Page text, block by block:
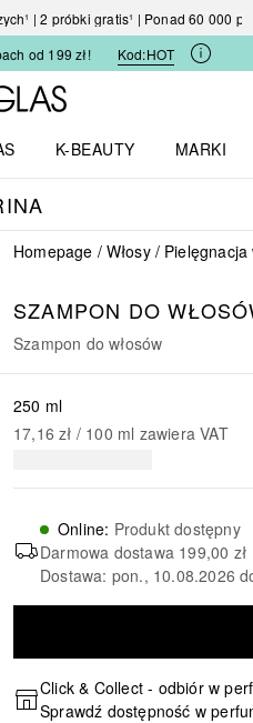
| 2 próbki gratis¹ | Ponad 60 000
od 199 zł!
Kod:HOT
Strona główna Douglas
K-BEAUTY
MARKI
Homepage Włosy Pielęgnacja
SZAMPON DO
Szampon do włosów
250 ml
17,16 zł / 100 ml zawiera VAT
Online: Produkt dostępny
Darmowa dostawa 199,00 zł
Dostawa: pon., 10.08.2026
Click & Collect - odbiór w
Sprawdź dostępność w